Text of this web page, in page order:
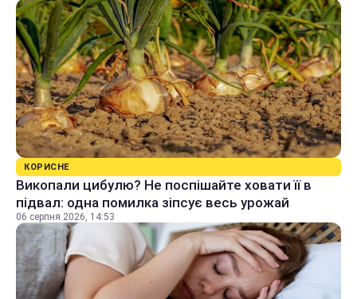
КОРИСНЕ
Викопали цибулю? Не поспішайте ховати її в
підвал: одна помилка зіпсує весь урожай
06 серпня 2026, 14:53